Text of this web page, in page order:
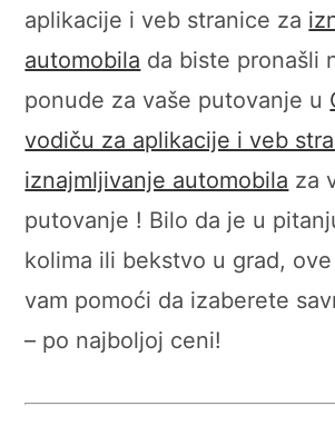
aplikacije i veb stranice za
automobila da biste pronašli
ponude za vaše putovanje u
vodiču za aplikacije i veb
iznajmljivanje automobila za
putovanje ! Bilo da je u
kolima ili bekstvo u grad,
vam pomoći da izaberete
– po najboljoj ceni!